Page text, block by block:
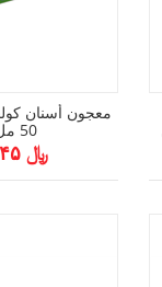
معجون أسنان
50 مل
﷼ ۳.۴۵